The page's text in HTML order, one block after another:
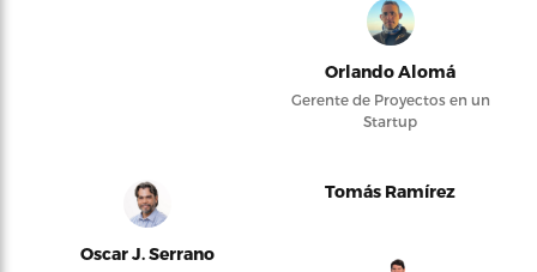
Orlando Alomá
Gerente de Proyectos en un
Startup
Oscar J. Serrano
Tomás Ramírez